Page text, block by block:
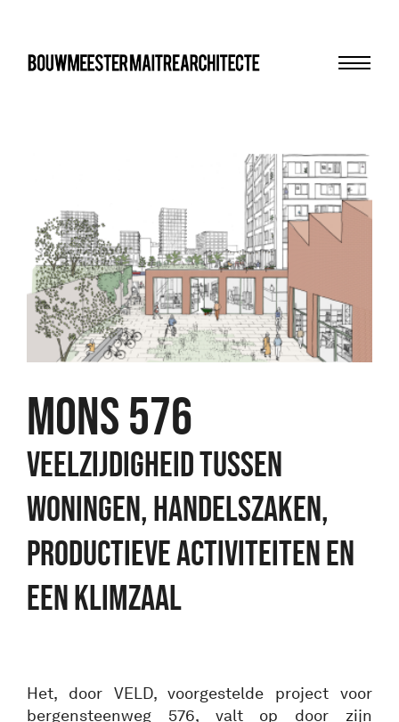
MONS 576
VEELZIJDIGHEID TUSSEN
WONINGEN, HANDELSZAKEN,
PRODUCTIEVE ACTIVITEITEN EN
EEN KLIMZAAL
Het, door VELD, voorgestelde project voor
bergensteenweg 576, valt op door zijn